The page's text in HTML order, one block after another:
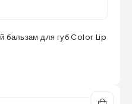
бальзам для губ Color Lip